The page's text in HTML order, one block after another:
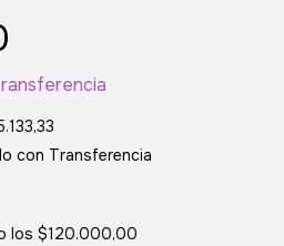
con Transferencia
los $120.000,00